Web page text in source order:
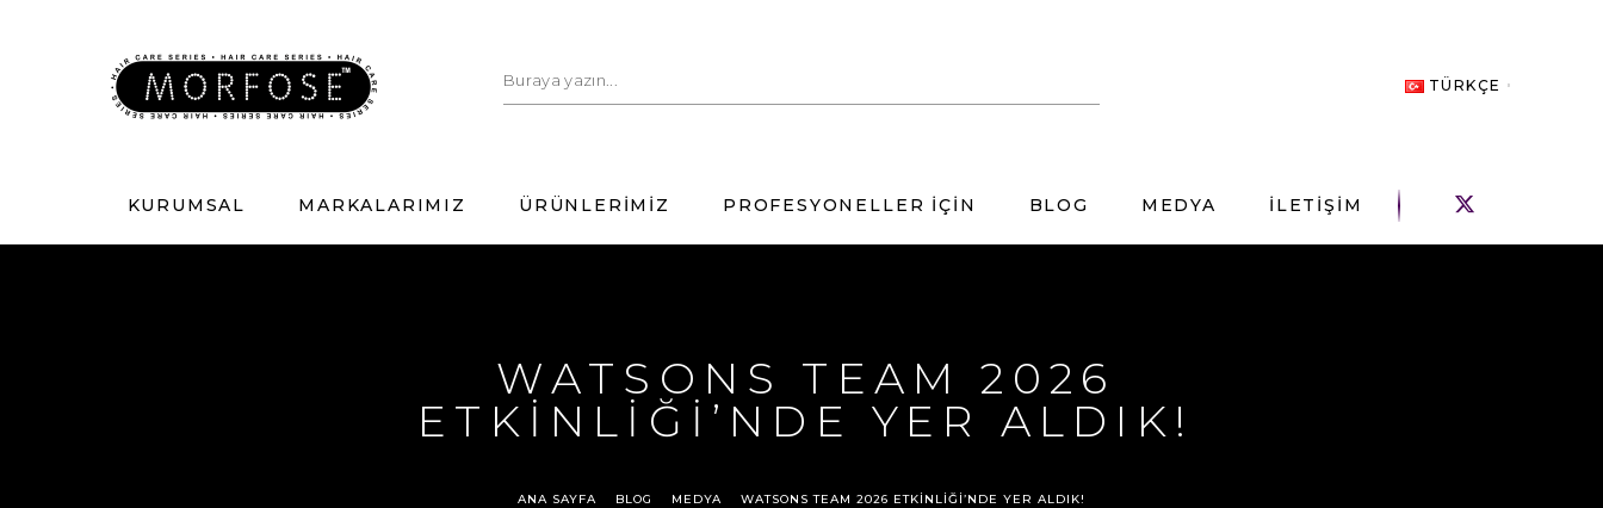
TÜRKÇE
KURUMSAL MARKALARIMIZ ÜRÜNLERİMİZ PROFESYONELLER İÇİN BLOG MEDYA İLETİŞİM
WATSONS TEAM 2026
ETKİNLİĞİ’NDE YER ALDIK!
ANA SAYFA BLOG MEDYA WATSONS TEAM 2026 ETKİNLİĞİ’NDE YER ALDIK!